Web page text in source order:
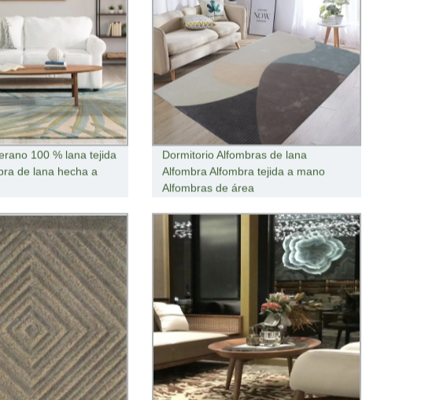
100 % lana tejida
de lana hecha a
Dormitorio Alfombras de lana
Alfombra Alfombra tejida a mano
Alfombras de área